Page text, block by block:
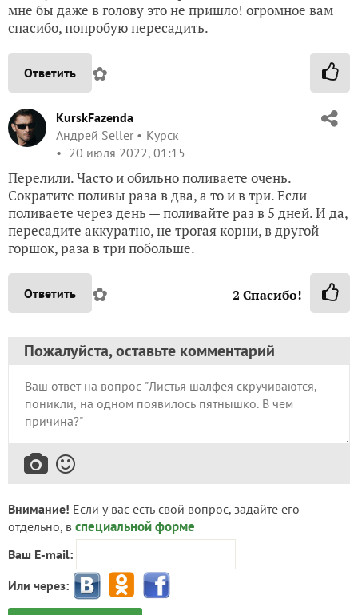
мне бы даже в голову это не пришло! огромное вам
спасибо, попробую пересадить.
Ответить ✿
KurskFazenda
Андрей Seller
Курск
20 июля 2022, 01:15
Перелили. Часто и обильно поливаете очень.
Сократите поливы раза в два, а то и в три. Если
поливаете через день — поливайте раз в 5 дней. И да,
пересадите аккуратно, не трогая корни, в другой
горшок, раза в три побольше.
Ответить ✿ 2 Спасибо!
Пожалуйста, оставьте комментарий
Внимание! Если у вас есть свой вопрос, задайте его
отдельно, в специальной форме
Ваш E-mail:
Или через: